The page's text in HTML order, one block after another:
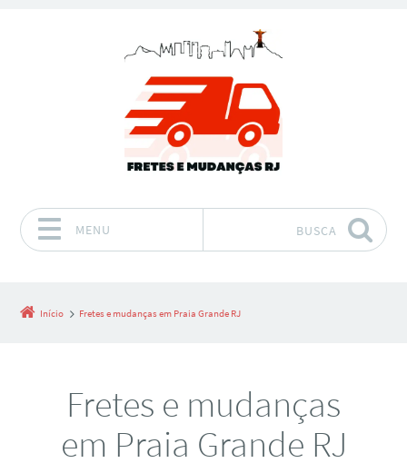
MENU BUSCA
Início Fretes e mudanças em Praia Grande RJ
Fretes e mudanças
em Praia Grande RJ